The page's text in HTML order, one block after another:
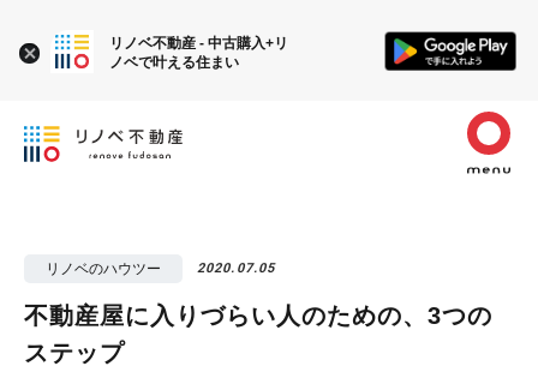
リノベのハウツー 2020.07.05
不動産屋に入りづらい人のための、3つの
ステップ
リノベ不動産 - 中古購入+リ
ノベで叶える住まい